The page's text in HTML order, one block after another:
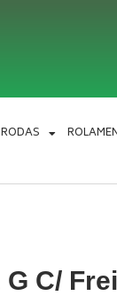
RODAS
G C/